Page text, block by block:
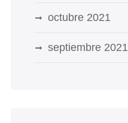
octubre 2021
septiembre 2021